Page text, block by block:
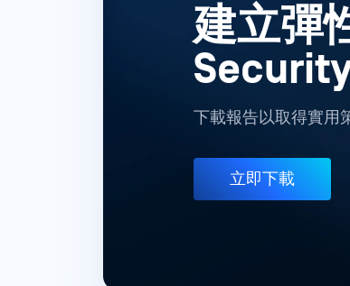
建立彈
下載報告以取得實用
立即下載